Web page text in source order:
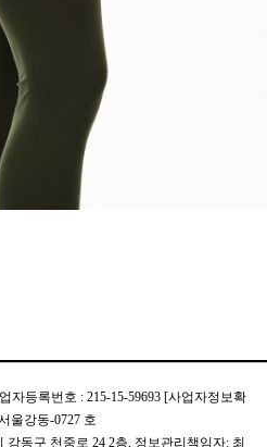
자등록번호 : 215-15-59693 [사업자정보확
울강동-0727 호
강동구 천중로 24 2층, 정보관리책임자: 최